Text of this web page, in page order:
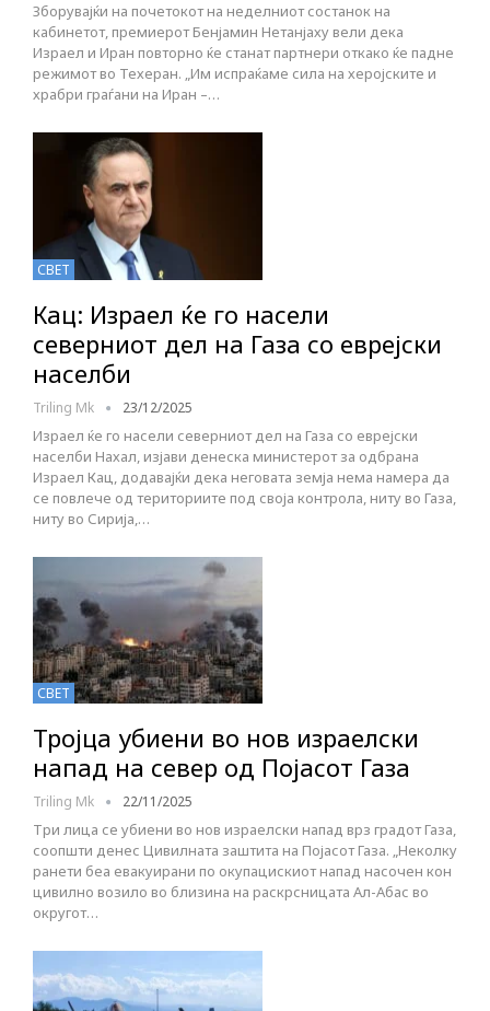
Зборувајќи на почетокот на неделниот состанок на
кабинетот, премиерот Бенјамин Нетанјаху вели дека
Израел и Иран повторно ќе станат партнери откако ќе падне
режимот во Техеран. „Им испраќаме сила на херојските и
храбри граѓани на Иран –…
СВЕТ
Кац: Израел ќе го насели
северниот дел на Газа со еврејски
населби
Triling Mk 23/12/2025
Израел ќе го насели северниот дел на Газа со еврејски
населби Нахал, изјави денеска министерот за одбрана
Израел Кац, додавајќи дека неговата земја нема намера да
се повлече од териториите под своја контрола, ниту во Газа,
ниту во Сирија,…
СВЕТ
Тројца убиени во нов израелски
напад на север од Појасот Газа
Triling Mk 22/11/2025
Три лица се убиени во нов израелски напад врз градот Газа,
соопшти денес Цивилната заштита на Појасот Газа. „Неколку
ранети беа евакуирани по окупацискиот напад насочен кон
цивилно возило во близина на раскрсницата Ал-Абас во
округот…